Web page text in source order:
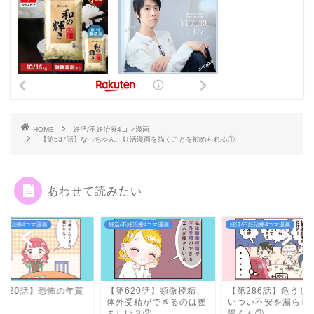
HOME
妊活/不妊治療4コマ漫画
【第537話】なっちゃん、妊活漫画を描くことを勧められる①
あわせて読みたい
妊治療4コマ漫画
620話】顕微授精、
妊活/不妊治療4コマ漫画
【第286話】危うし！つ
いつい不安を漏らした太
妊活/不妊治療4コマ漫画
【第220話】恐怖の
状①